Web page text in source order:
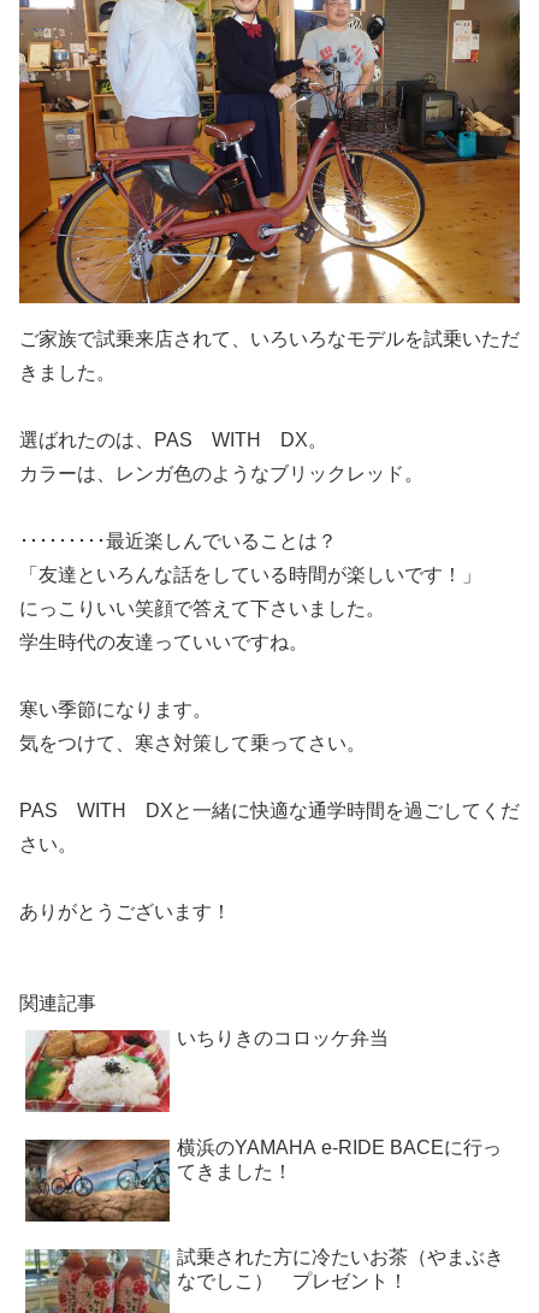
ご家族で試乗来店されて、いろいろなモデルを試乗いただ
きました。
選ばれたのは、PAS WITH DX。
カラーは、レンガ色のようなブリックレッド。
･････････最近楽しんでいることは？
「友達といろんな話をしている時間が楽しいです！」
にっこりいい笑顔で答えて下さいました。
学生時代の友達っていいですね。
寒い季節になります。
気をつけて、寒さ対策して乗ってさい。
PAS WITH DXと一緒に快適な通学時間を過ごしてくだ
さい。
ありがとうございます！
関連記事
いちりきのコロッケ弁当
横浜のYAMAHA e-RIDE BACEに行っ
てきました！
試乗された方に冷たいお茶（やまぶき
なでしこ） プレゼント！